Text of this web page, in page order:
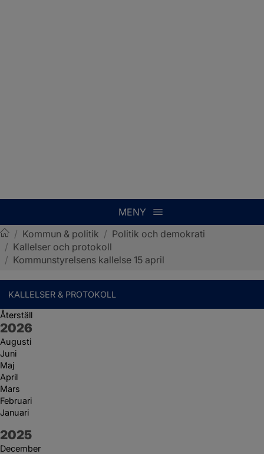
MENY
Sotenäs kommun
/ Kommun & politik / Politik och demokrati
/ Kallelser och protokoll
/ Kommunstyrelsens kallelse 15 april
KALLELSER & PROTOKOLL
Återställ
År:
2026
Augusti
Juni
Maj
April
Mars
Februari
Januari
År:
2025
December